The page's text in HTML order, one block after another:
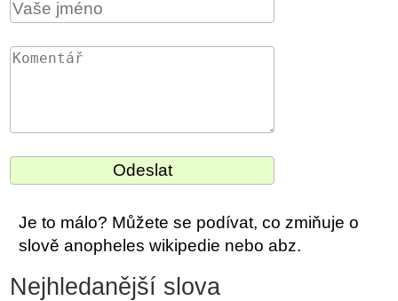
Je to málo? Můžete se podívat, co zmiňuje o
slově anopheles wikipedie nebo abz.
Nejhledanější slova